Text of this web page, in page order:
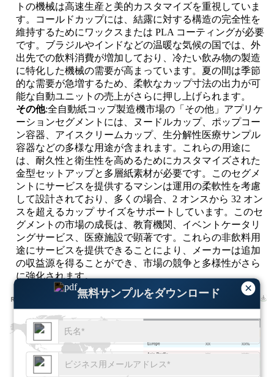
×
無料サンプルをダウンロード
トの機械は高速生産と美的カスタマイズを重視していま
す。コールドカップには、結露に対する構造の完全性を
維持するためにワックスまたは PLA コーティングが必要
です。ブラジルやインドなどの温暖な気候の国では、外
出先での飲料消費が増加しており、冷たい飲み物の製造
に特化した機械の需要が高まっています。夏の間は季節
的な需要が急増するため、柔軟なカップ寸法の出力が可
能な自動ユニットの売上がさらに押し上げられます。
その他:全自動紙コップ製造機市場の「その他」アプリケ
ーションセグメントには、ヌードルカップ、ポップコー
ン容器、アイスクリームカップ、生分解性医療サンプル
容器などの多様な用途が含まれます。これらの用途に
は、耐久性と衛生性を高めるためにカスタマイズされた
金型セットアップと多層紙素材が必要です。このセグメ
ントにサービスを提供するマシンは運用の柔軟性を考慮
して設計されており、多くの場合、2 オンスから 32 オン
スを超えるカップ サイズをサポートしています。このセ
グメントの市場の成長は、教育機関、イベントケータリ
ングサービス、医療施設で顕著です。これらの非飲料用
途にサービスを提供できることにより、メーカーは追加
の収益源を得ることができ、市場の競争と多様性がさら
に強化されます。
XX%
XX
XX%
XX